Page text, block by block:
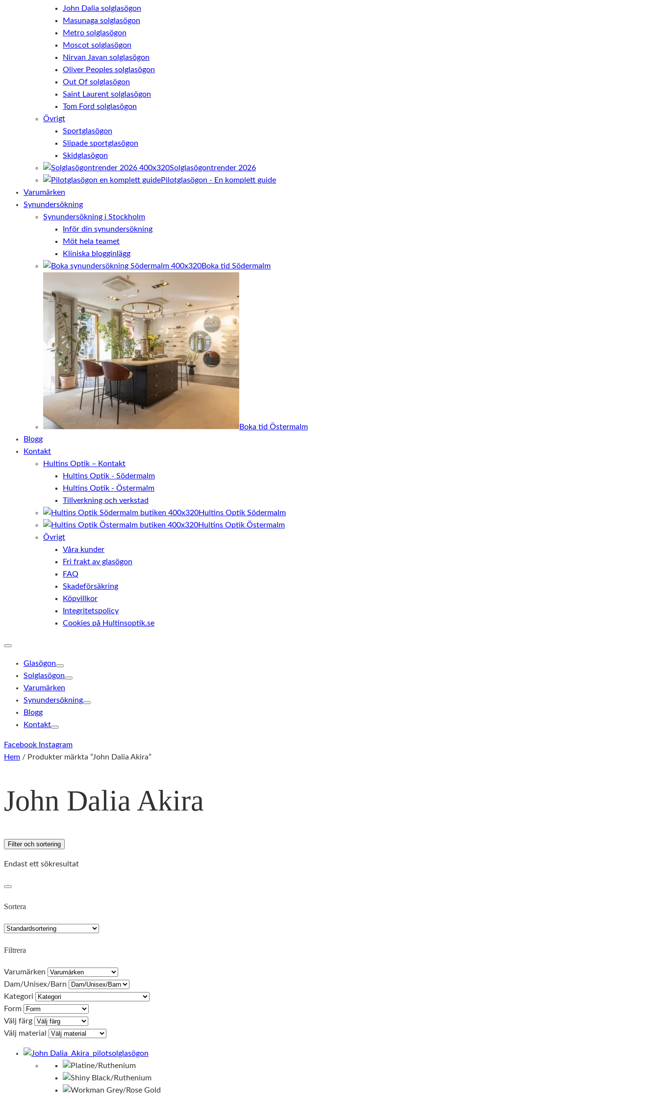
John Dalia solglasögon
Masunaga solglasögon
Metro solglasögon
Moscot solglasögon
Nirvan Javan solglasögon
Oliver Peoples solglasögon
Out Of solglasögon
Saint Laurent solglasögon
Tom Ford solglasögon
Övrigt
Sportglasögon
Slipade sportglasögon
Skidglasögon
Solglasögontrender 2026
Pilotglasögon - En komplett guide
Varumärken
Synundersökning
Synundersökning i Stockholm
Inför din synundersökning
Möt hela teamet
Kliniska blogginlägg
Boka tid Södermalm
Boka tid Östermalm
Blogg
Kontakt
Hultins Optik – Kontakt
Hultins Optik - Södermalm
Hultins Optik - Östermalm
Tillverkning och verkstad
Hultins Optik Södermalm
Hultins Optik Östermalm
Övrigt
Våra kunder
Fri frakt av glasögon
FAQ
Skadeförsäkring
Köpvillkor
Integritetspolicy
Cookies på Hultinsoptik.se
Glasögon
Solglasögon
Varumärken
Synundersökning
Blogg
Kontakt
Facebook Instagram
Hem / Produkter märkta ”John Dalia Akira”
John Dalia Akira
Filter och sortering
Endast ett sökresultat
Sortera
Filtrera
Varumärken
Dam/Unisex/Barn
Kategori
Form
Välj färg
Välj material